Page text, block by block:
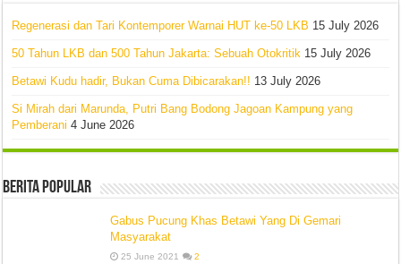
Regenerasi dan Tari Kontemporer Warnai HUT ke-50 LKB 15 July 2026
50 Tahun LKB dan 500 Tahun Jakarta: Sebuah Otokritik 15 July 2026
Betawi Kudu hadir, Bukan Cuma Dibicarakan!! 13 July 2026
Si Mirah dari Marunda, Putri Bang Bodong Jagoan Kampung yang
Pemberani 4 June 2026
Berita Popular
Gabus Pucung Khas Betawi Yang Di Gemari
Masyarakat
25 June 2021 2